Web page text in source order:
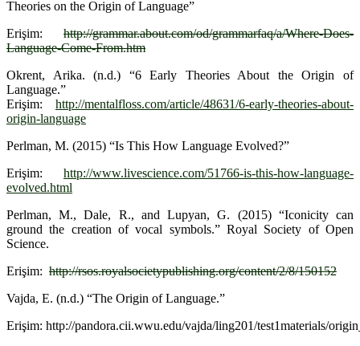
Theories on the Origin of Language”
Erişim: http://grammar.about.com/od/grammarfaq/a/Where-Does-
Language-Come-From.htm
Okrent, Arika. (n.d.) “6 Early Theories About the Origin of
Language.”
Erişim: http://mentalfloss.com/article/48631/6-early-theories-about-
origin-language
Perlman, M. (2015) “Is This How Language Evolved?”
Erişim: http://www.livescience.com/51766-is-this-how-language-
evolved.html
Perlman, M., Dale, R., and Lupyan, G. (2015) “Iconicity can
ground the creation of vocal symbols.” Royal Society of Open
Science.
Erişim: http://rsos.royalsocietypublishing.org/content/2/8/150152
Vajda, E. (n.d.) “The Origin of Language.”
Erişim: http://pandora.cii.wwu.edu/vajda/ling201/test1materials/